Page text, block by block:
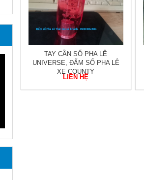
TAY CẦN SỐ PHA LÊ
UNIVERSE, ĐẤM SỐ PHA LÊ
XE COUNTY
LIÊN HỆ